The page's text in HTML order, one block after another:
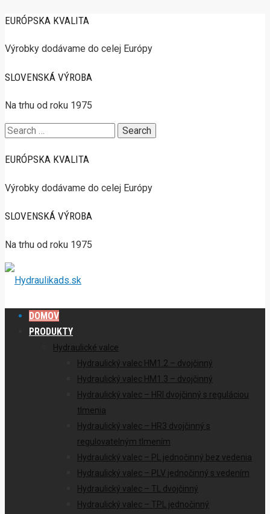
EURÓPSKA KVALITA
Výrobky dodávame do celej Európy
SLOVENSKÁ VÝROBA
Na trhu od roku 1975
Search
EURÓPSKA KVALITA
Výrobky dodávame do celej Európy
SLOVENSKÁ VÝROBA
Na trhu od roku 1975
DOMOV
PRODUKTY
Hydraulické valce
Hydraulický valec HM1.2 – dvojčinný
Hydraulický valec HM1.3 – dvojčinný
Hydraulický valec – HRI dvojčinný s reguláciou
tlmenia
Hydraulický valec – HR3 dvojčinný s
regulovatelným tlmením
Hydraulický valec – PL jednočinný bez vedenia
Hydraulický valec – PLV jednočinný s vedením
Hydraulický valec – TL dvojčinný
Hydraulický valec – TPL jednočinný